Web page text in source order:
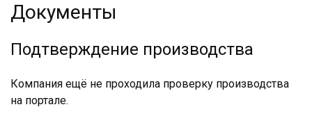
Документы
Подтверждение производства
Компания ещё не проходила проверку производства
на портале.